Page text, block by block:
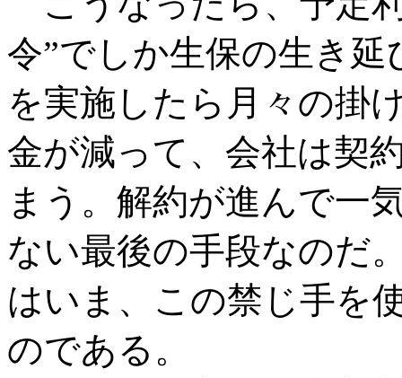
令”でしか生保の生き
を実施したら月々の掛
金が減って、会社は契
まう。解約が進んで一
ない最後の手段なのだ
はいま、この禁じ手
のである。